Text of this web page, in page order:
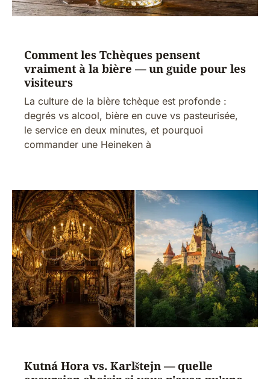
Comment les Tchèques pensent
vraiment à la bière — un guide pour les
visiteurs
La culture de la bière tchèque est profonde :
degrés vs alcool, bière en cuve vs pasteurisée,
le service en deux minutes, et pourquoi
commander une Heineken à
Kutná Hora vs. Karlštejn — quelle